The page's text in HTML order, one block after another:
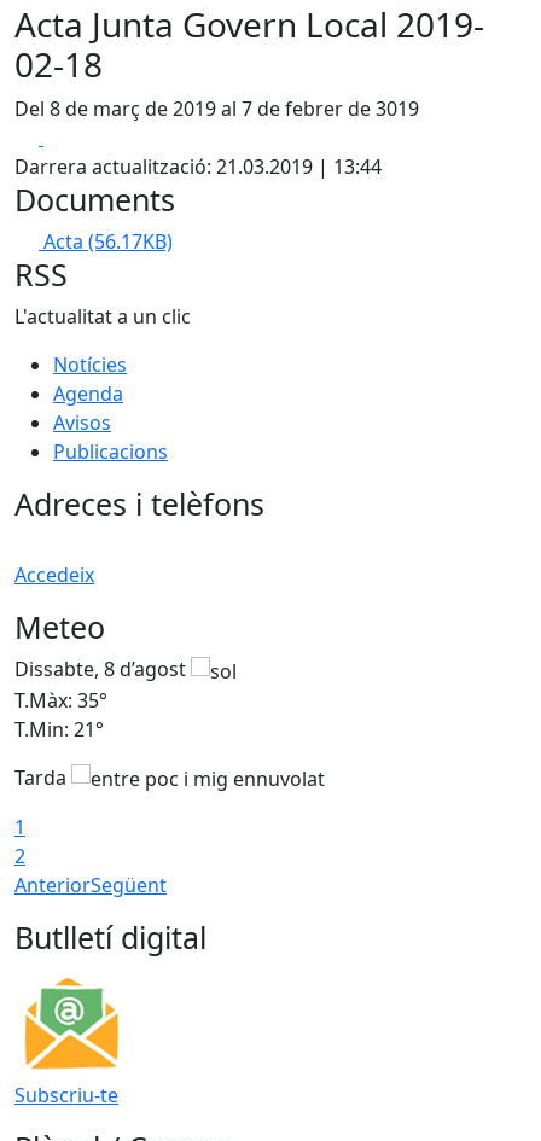
Acta Junta Govern Local 2019-
02-18
Del 8 de març de 2019 al 7 de febrer de 3019
Darrera actualització: 21.03.2019 | 13:44
Documents
Acta (56.17KB)
RSS
L'actualitat a un clic
Notícies
Agenda
Avisos
Publicacions
Adreces i telèfons
Accedeix
Meteo
Dissabte, 8 d’agost
T.Màx: 35°
T.Min: 21°
Tarda
1
2
AnteriorSegüent
Butlletí digital
Subscriu-te